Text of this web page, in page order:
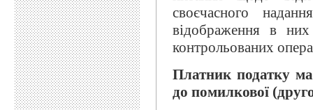
своєчасного
відображення в
контрольованих
Платник податку
до помилкової